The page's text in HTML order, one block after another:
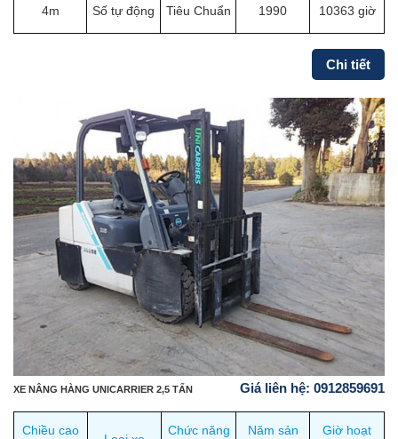
4m Số tự động Tiêu Chuẩn 1990 10363 giờ
Chi tiết
XE NÂNG HÀNG UNICARRIER 2,5 TẤN Giá liên hệ: 0912859691
Chiều cao Chức năng Năm sản Giờ hoạt